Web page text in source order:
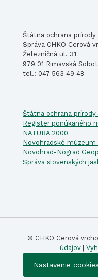
Štátna ochrana prírody
Správa CHKO Cerová
Železničná ul. 31
979 01 Rimavská
tel.: 047 563 49 48
Štátna ochrana prírody
Register ponúkaného
NATURA 2000
Novohradské múzeum
Novohrad-Nógrad
Správa slovenských
© CHKO Cerová
údajov|
Nastavenie cookies